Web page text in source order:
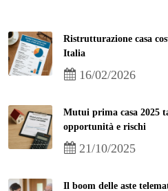
Ristrutturazione casa
Italia
16/02/2026
Mutui prima casa 2025
opportunità e rischi
21/10/2025
Il boom delle aste